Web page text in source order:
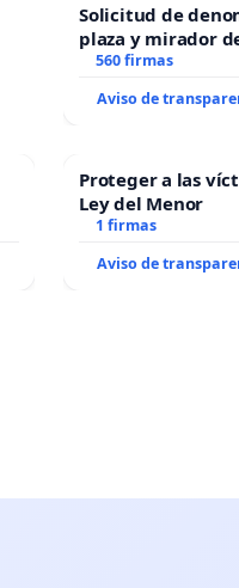
Solicitud de
plaza y mirador
recuerdo de
560 firmas
Aviso de
Proteger a las
Ley del Menor
1 firmas
Aviso de